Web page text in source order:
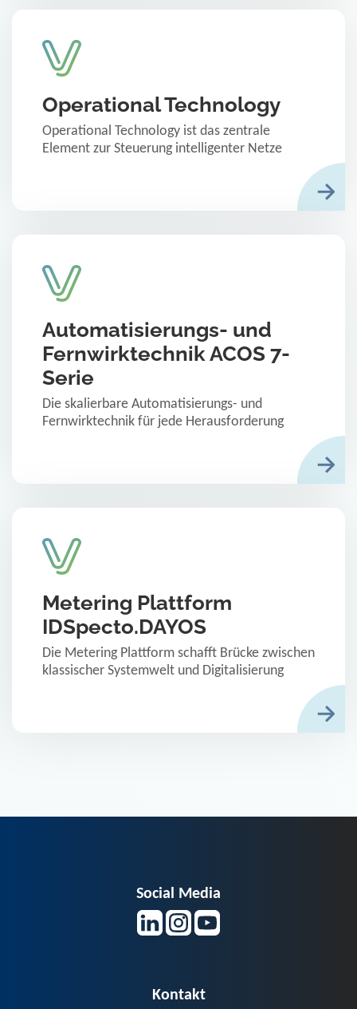
Operational Technology
Operational Technology ist das zentrale
Element zur Steuerung intelligenter Netze
Automatisierungs- und
Fernwirktechnik ACOS 7-
Serie
Die skalierbare Automatisierungs- und
Fernwirktechnik für jede Herausforderung
Metering Plattform
IDSpecto.DAYOS
Die Metering Plattform schafft Brücke zwischen
klassischer Systemwelt und Digitalisierung
Social Media
Kontakt